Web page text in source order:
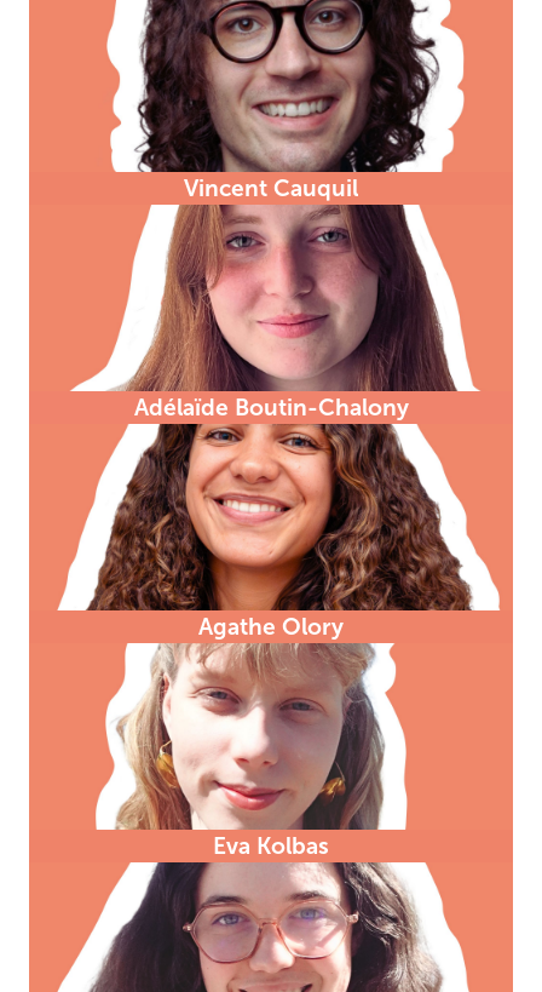
Vincent Cauquil
Adélaïde Boutin-Chalony
Agathe Olory
Eva Kolbas